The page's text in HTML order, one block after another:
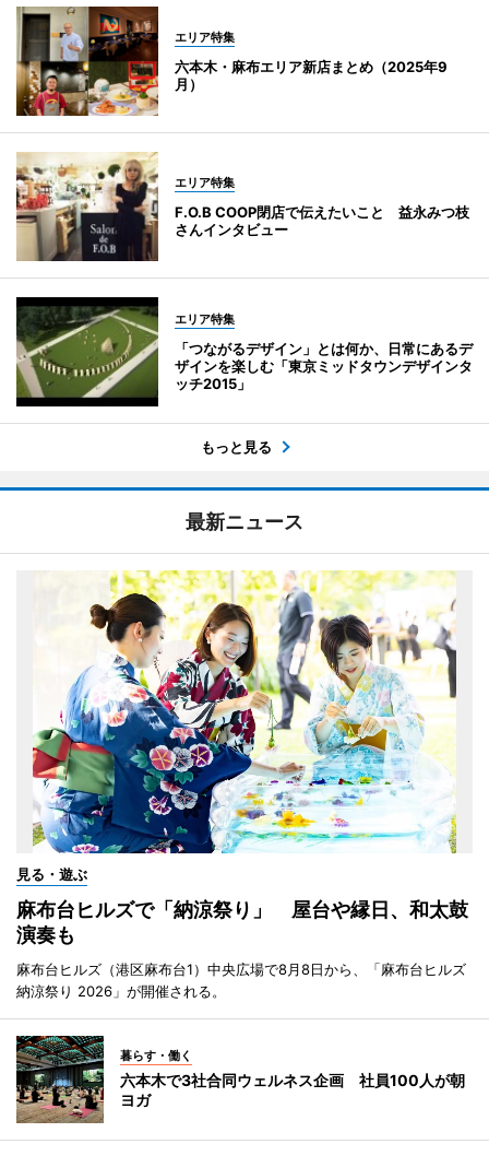
エリア特集
六本木・麻布エリア新店まとめ（2025年9
月）
エリア特集
F.O.B COOP閉店で伝えたいこと 益永みつ枝
さんインタビュー
エリア特集
「つながるデザイン」とは何か、日常にあるデ
ザインを楽しむ「東京ミッドタウンデザインタ
ッチ2015」
もっと見る
最新ニュース
見る・遊ぶ
麻布台ヒルズで「納涼祭り」 屋台や縁日、和太鼓
演奏も
麻布台ヒルズ（港区麻布台1）中央広場で8月8日から、「麻布台ヒルズ
納涼祭り 2026」が開催される。
暮らす・働く
六本木で3社合同ウェルネス企画 社員100人が朝
ヨガ